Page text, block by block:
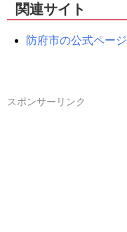
関連サイト
防府市の公式ページ
スポンサーリンク